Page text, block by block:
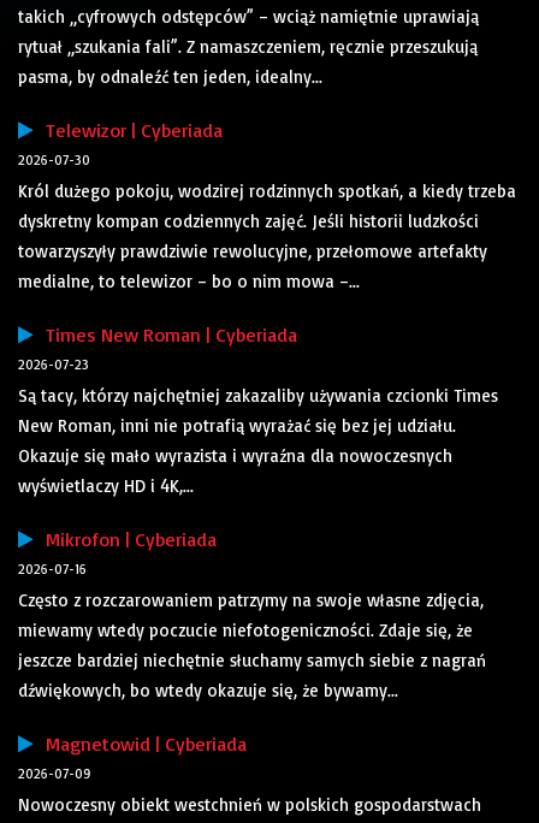
takich „cyfrowych odstępców” – wciąż namiętnie uprawiają
rytuał „szukania fali”. Z namaszczeniem, ręcznie przeszukują
pasma, by odnaleźć ten jeden, idealny...
Telewizor | Cyberiada
2026-07-30
Król dużego pokoju, wodzirej rodzinnych spotkań, a kiedy trzeba
dyskretny kompan codziennych zajęć. Jeśli historii ludzkości
towarzyszyły prawdziwie rewolucyjne, przełomowe artefakty
medialne, to telewizor – bo o nim mowa –...
Times New Roman | Cyberiada
2026-07-23
Są tacy, którzy najchętniej zakazaliby używania czcionki Times
New Roman, inni nie potrafią wyrażać się bez jej udziału.
Okazuje się mało wyrazista i wyraźna dla nowoczesnych
wyświetlaczy HD i 4K,...
Mikrofon | Cyberiada
2026-07-16
Często z rozczarowaniem patrzymy na swoje własne zdjęcia,
miewamy wtedy poczucie niefotogeniczności. Zdaje się, że
jeszcze bardziej niechętnie słuchamy samych siebie z nagrań
dźwiękowych, bo wtedy okazuje się, że bywamy...
Magnetowid | Cyberiada
2026-07-09
Nowoczesny obiekt westchnień w polskich gospodarstwach